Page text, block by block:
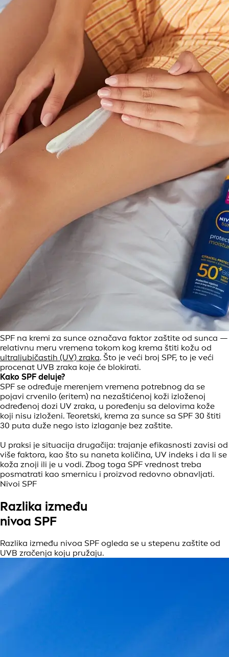
SPF na kremi za sunce označava faktor zaštite od sunca —
relativnu meru vremena tokom kog krema štiti kožu od
ultraljubičastih (UV) zraka. Što je veći broj SPF, to je veći
procenat UVB zraka koje će blokirati.
Kako SPF deluje?
SPF se određuje merenjem vremena potrebnog da se
pojavi crvenilo (eritem) na nezaštićenoj koži izloženoj
određenoj dozi UV zraka, u poređenju sa delovima kože
koji nisu izloženi. Teoretski, krema za sunce sa SPF 30 štiti
30 puta duže nego isto izlaganje bez zaštite.
U praksi je situacija drugačija: trajanje efikasnosti zavisi od
više faktora, kao što su naneta količina, UV indeks i da li se
koža znoji ili je u vodi. Zbog toga SPF vrednost treba
posmatrati kao smernicu i proizvod redovno obnavljati.
Nivoi SPF
Razlika između
nivoa SPF
Razlika između nivoa SPF ogleda se u stepenu zaštite od
UVB zračenja koju pružaju.